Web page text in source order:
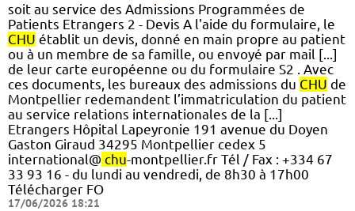
soit au service des Admissions Programmées de
Patients Etrangers 2 - Devis A l'aide du formulaire, le
CHU établit un devis, donné en main propre au patient
ou à un membre de sa famille, ou envoyé par mail [...]
de leur carte européenne ou du formulaire S2 . Avec
ces documents, les bureaux des admissions du CHU de
Montpellier redemandent l’immatriculation du patient
au service relations internationales de la [...]
Etrangers Hôpital Lapeyronie 191 avenue du Doyen
Gaston Giraud 34295 Montpellier cedex 5
international@ chu-montpellier.fr Tél / Fax : +334 67
33 93 16 - du lundi au vendredi, de 8h30 à 17h00
Télécharger FO
17/06/2026 18:21